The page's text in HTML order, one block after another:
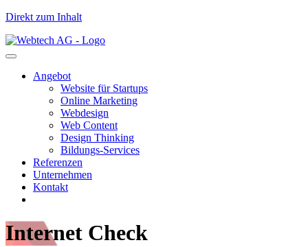
Direkt zum Inhalt
Angebot
Website für Startups
Online Marketing
Webdesign
Web Content
Design Thinking
Bildungs-Services
Referenzen
Unternehmen
Kontakt
Internet Check